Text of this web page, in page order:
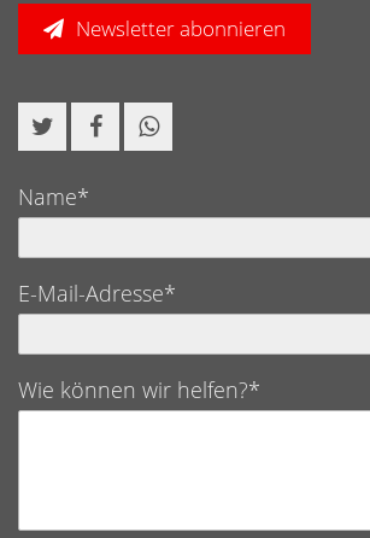
Newsletter abonnieren
Name*
E-Mail-Adresse*
Wie können wir helfen?*